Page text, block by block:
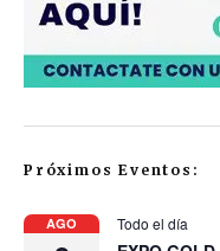
Próximos Eventos:
AGO Todo el día